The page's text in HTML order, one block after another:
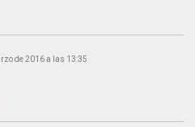
de 2016 a las 13:35